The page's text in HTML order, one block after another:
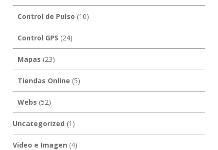
Control de Pulso (10)
Control GPS (24)
Mapas (23)
Tiendas Online (5)
Webs (52)
Uncategorized (1)
Video e Imagen (4)